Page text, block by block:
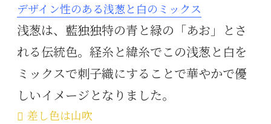
デザイン性のある浅葱と白のミックス
浅葱は、藍独独特の青と緑の「あお」とさ
れる伝統色。経糸と緯糸でこの浅葱と白を
ミックスで刺子織にすることで華やかで優
しいイメージとなりました。
差し色は山吹